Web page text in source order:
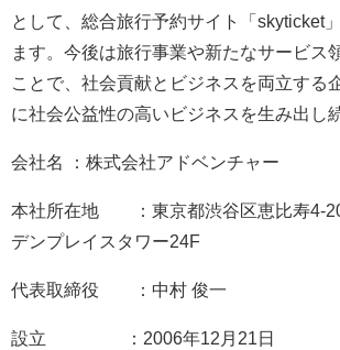
として、総合旅行予約サイト「skyticket
ます。今後は旅行事業や新たなサービス
ことで、社会貢献とビジネスを両立する
に社会公益性の高いビジネスを生み出し
会社名 ：株式会社アドベンチャー
本社所在地 ：東京都渋谷区恵比寿4-
デンプレイスタワー24F
代表取締役 ：中村 俊一
設立 ：2006年12月21日